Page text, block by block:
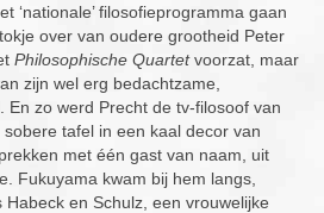
‘nationale’ filosofieprogramma gaan
over van oudere grootheid Peter
Philosophische Quartetvoorzat, maar
zijn wel erg bedachtzame,
En zo werd Precht de tv-filosoof van
tafel in een kaal decor van
met één gast van naam, uit
Fukuyama kwam bij hem langs,
en Schulz, een vrouwelijke